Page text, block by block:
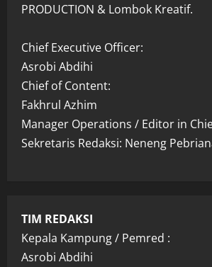
PRODUCTION & Lombok Kreatif.
Chief Executive Officer:
Asrobi Abdihi
Chief of Content:
Fakhrul Azhim
Manager Operations / Editor in
Sekretaris Redaksi: Neneng
TIM REDAKSI
Kepala Kampung / Pemred :
Asrobi Abdihi